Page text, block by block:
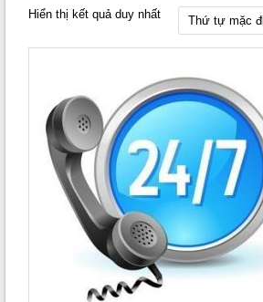
Hiển thị kết quả duy nhất